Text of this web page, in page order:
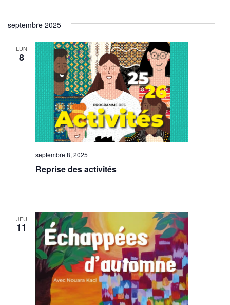
septembre 2025
LUN
8
Reprise des activités
septembre 8, 2025
JEU
11